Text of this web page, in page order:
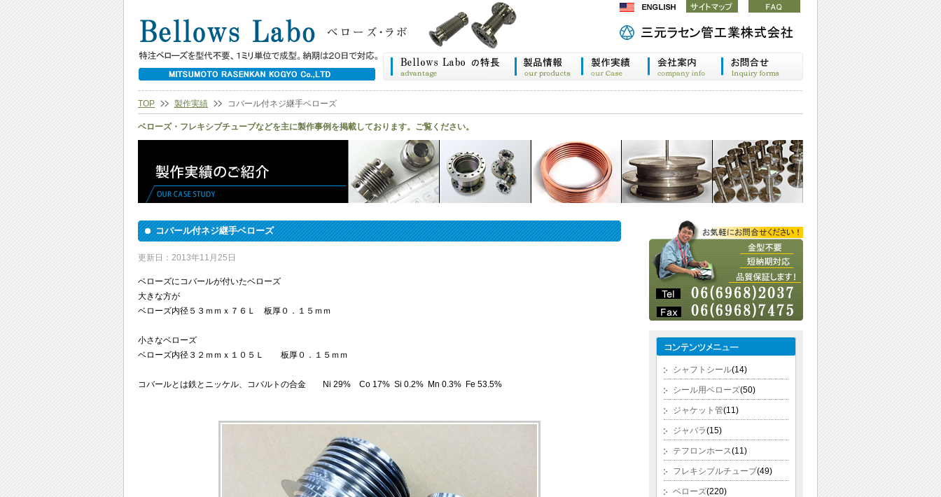
TOP 製作実績 コバール付ネジ継手ベローズ
ベローズ・フレキシブチューブなどを主に製作事例を掲載しております。ご覧ください。
コバール付ネジ継手ベローズ
更新日：2013年11月25日
ベローズにコバールが付いたベローズ
大きな方が
ベローズ内径５３ｍｍｘ７６Ｌ 板厚０．１５ｍｍ
小さなベローズ
ベローズ内径３２ｍｍｘ１０５Ｌ 板厚０．１５ｍｍ
コバールとは鉄とニッケル、コバルトの合金 Ni 29% Co 17% Si 0.2% Mn 0.3% Fe 53.5%
シャフトシール(14)
シール用ベローズ(50)
ジャケット管(11)
ジャバラ(15)
テフロンホース(11)
フレキシブルチューブ(49)
ベローズ(220)